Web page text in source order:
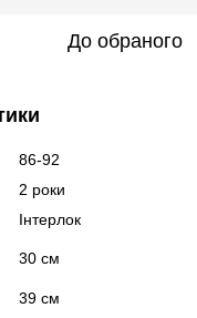
До обраного
86-92
2 роки
Інтерлок
30 см
39 см